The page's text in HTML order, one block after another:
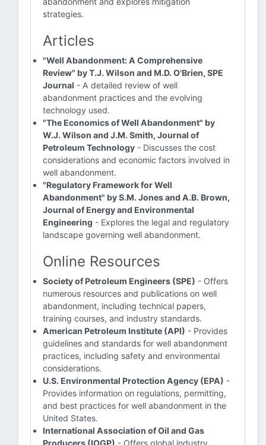
strategies.
Articles
"Well Abandonment: A Comprehensive
Review" by T.J. Wilson and M.D. O'Brien, SPE
Journal - A detailed review of well
abandonment practices and the evolving
technology used.
"The Economics of Well Abandonment" by
W.J. Wilson and J.M. Smith, Journal of
Petroleum Technology - Discusses the cost
considerations and economic factors involved in
well abandonment.
"Regulatory Framework for Well
Abandonment" by S.M. Jones and A.B. Brown,
Journal of Energy and Environmental
Engineering - Explores the legal and regulatory
landscape governing well abandonment.
Online Resources
Society of Petroleum Engineers (SPE) - Offers
numerous resources and publications on well
abandonment, including technical papers,
training courses, and industry standards.
American Petroleum Institute (API) - Provides
guidelines and standards for well abandonment
practices, including safety and environmental
considerations.
U.S. Environmental Protection Agency (EPA) -
Provides information on regulations, permitting,
and best practices for well abandonment in the
United States.
International Association of Oil and Gas
Producers (IOGP) - Offers global industry